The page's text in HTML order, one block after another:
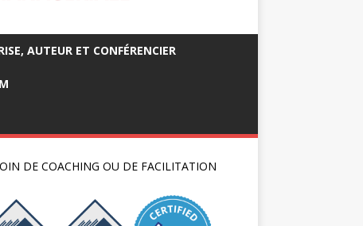
AUTEUR ET CONFÉRENCIER
DE COACHING OU DE FACILITATION